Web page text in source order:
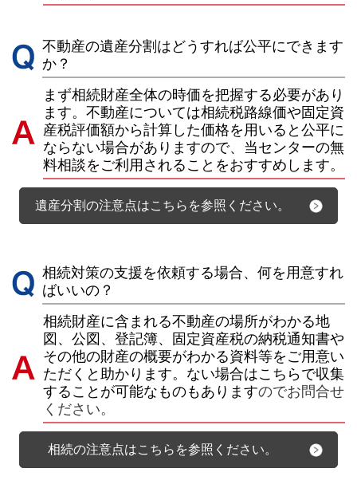
不動産の遺産分割はどうすれば公平にできます
か？
まず相続財産全体の時価を把握する必要があり
ます。不動産については相続税路線価や固定資
産税評価額から計算した価格を用いると公平に
ならない場合がありますので、当センターの無
料相談をご利用されることをおすすめします。
遺産分割の注意点はこちらを参照ください。
相続対策の支援を依頼する場合、何を用意すれ
ばいいの？
相続財産に含まれる不動産の場所がわかる地
図、公図、登記簿、固定資産税の納税通知書や
その他の財産の概要がわかる資料等をご用意い
ただくと助かります。ない場合はこちらで収集
することが可能なものもありますのでお問合せ
ください。
相続の注意点はこちらを参照ください。